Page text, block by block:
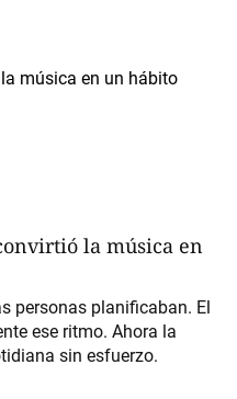
la música en
personas planificaban. El
ese ritmo. Ahora la
sin esfuerzo.